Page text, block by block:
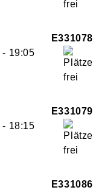
E331078
- 19:05
E331079
- 18:15
E331086